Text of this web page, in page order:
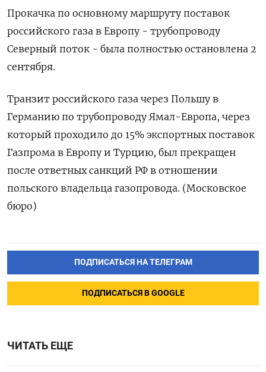
Прокачка по основному маршруту поставок
российского газа в Европу - трубопроводу
Северный поток - была полностью остановлена 2
сентября.
Транзит российского газа через Польшу в
Германию по трубопроводу Ямал-Европа, через
который проходило до 15% экспортных поставок
Газпрома в Европу и Турцию, был прекращен
после ответных санкций РФ в отношении
польского владельца газопровода. (Московское
бюро)
ПОДПИСАТЬСЯ НА ТЕЛЕГРАМ
ПОДПИСАТЬСЯ В GOOGLE
ЧИТАТЬ ЕЩЕ